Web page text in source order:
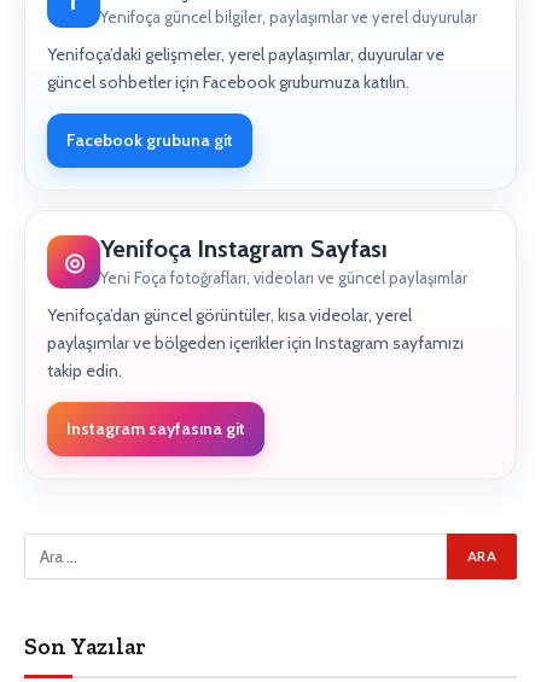
Yenifoça güncel bilgiler, paylaşımlar ve yerel duyurular
Yenifoça’daki gelişmeler, yerel paylaşımlar, duyurular ve
güncel sohbetler için Facebook grubumuza katılın.
Facebook grubuna git
◎ Yenifoça Instagram Sayfası
Yeni Foça fotoğrafları, videoları ve güncel paylaşımlar
Yenifoça’dan güncel görüntüler, kısa videolar, yerel
paylaşımlar ve bölgeden içerikler için Instagram sayfamızı
takip edin.
Instagram sayfasına git
Son Yazılar